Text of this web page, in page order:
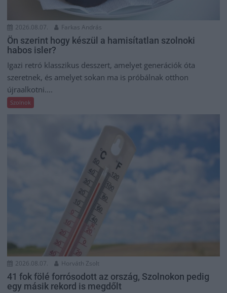
2026.08.07. Farkas András
Ön szerint hogy készül a hamisítatlan szolnoki
habos isler?
Igazi retró klasszikus desszert, amelyet generációk óta
szeretnek, és amelyet sokan ma is próbálnak otthon
újraalkotni....
Szolnok
2026.08.07. Horváth Zsolt
41 fok fölé forrósodott az ország, Szolnokon pedig
egy másik rekord is megdőlt